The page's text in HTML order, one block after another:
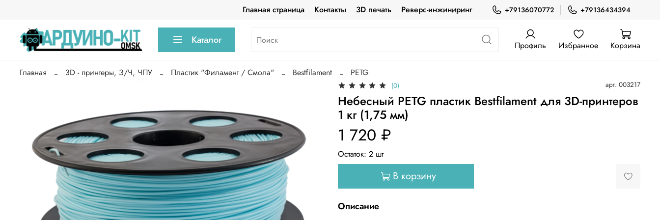
Главная страница Контакты 3D печать Реверс-инжиниринг +79136070772 +79136434394
Каталог Профиль Избранное Корзина
Главная 3D - принтеры, З/Ч, ЧПУ Пластик "Филамент / Смола" Bestfilament PETG
(0) арт. 003217
Небесный PETG пластик Bestfilament для 3D-принтеров
1 кг (1,75 мм)
1 720 ₽
Остаток: 2 шт
В корзину
Описание